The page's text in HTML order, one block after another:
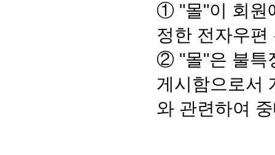
① "몰"이 회원
정한 전자우
② "몰"은 불특
게시함으로서
와 관련하여